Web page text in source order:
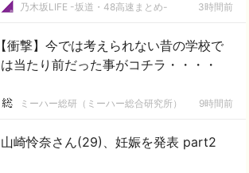
乃木坂LIFE -坂道・48高速まとめ- 3時間前
【衝撃】今では考えられない昔の学校で
は当たり前だった事がコチラ・・・・
ミーハー総研（ミーハー総合研究所） 9時間前
山崎怜奈さん(29)、妊娠を発表 part2